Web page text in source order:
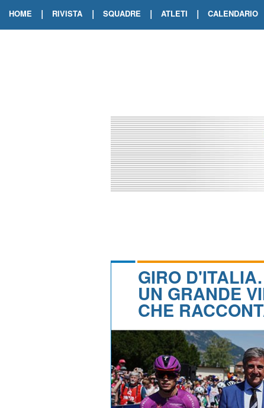
HOME | RIVISTA | SQUADRE | ATLETI | CALENDARIO
GIRO
UN GRANDE
CHE